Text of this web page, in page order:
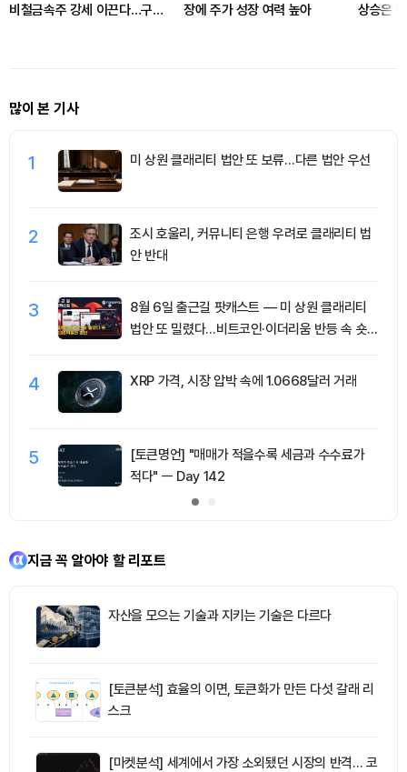
비철금속주 강세 이끈다…구리
장에 주가 성장 여력 높아
상승은
많이 본 기사
1 미 상원 클래리티 법안 또 보류…다른 법안 우선
2
조시 호울리, 커뮤니티 은행 우려로 클래리티 법
안 반대
3
8월 6일 출근길 팟캐스트 — 미 상원 클래리티
법안 또 밀렸다…비트코인·이더리움 반등 속 숏
4 XRP 가격, 시장 압박 속에 1.0668달러 거래
5
[토큰명언] "매매가 적을수록 세금과 수수료가
적다" ㅡ Day 142
지금 꼭 알아야 할 리포트
자산을 모으는 기술과 지키는 기술은 다르다
[토큰분석] 효율의 이면, 토큰화가 만든 다섯 갈래 리
스크
[마켓분석] 세계에서 가장 소외됐던 시장의 반격… 코